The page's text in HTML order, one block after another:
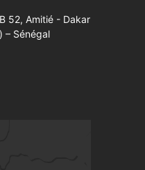
52, Amitié - Dakar
– Sénégal